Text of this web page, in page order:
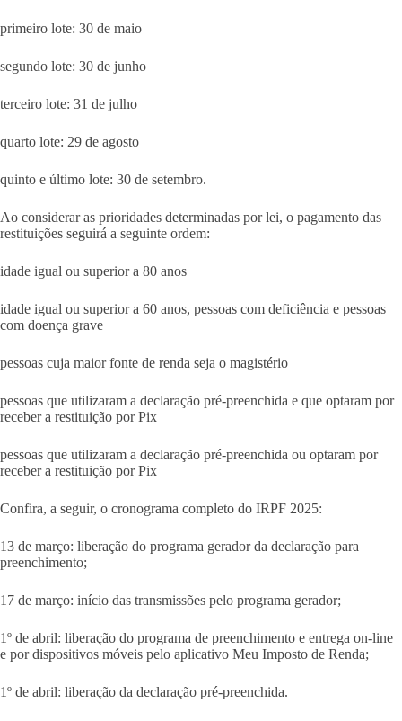
primeiro lote: 30 de maio
segundo lote: 30 de junho
terceiro lote: 31 de julho
quarto lote: 29 de agosto
quinto e último lote: 30 de setembro.
Ao considerar as prioridades determinadas por lei, o pagamento das
restituições seguirá a seguinte ordem:
idade igual ou superior a 80 anos
idade igual ou superior a 60 anos, pessoas com deficiência e pessoas
com doença grave
pessoas cuja maior fonte de renda seja o magistério
pessoas que utilizaram a declaração pré-preenchida e que optaram por
receber a restituição por Pix
pessoas que utilizaram a declaração pré-preenchida ou optaram por
receber a restituição por Pix
Confira, a seguir, o cronograma completo do IRPF 2025:
13 de março: liberação do programa gerador da declaração para
preenchimento;
17 de março: início das transmissões pelo programa gerador;
1º de abril: liberação do programa de preenchimento e entrega on-line
e por dispositivos móveis pelo aplicativo Meu Imposto de Renda;
1º de abril: liberação da declaração pré-preenchida.